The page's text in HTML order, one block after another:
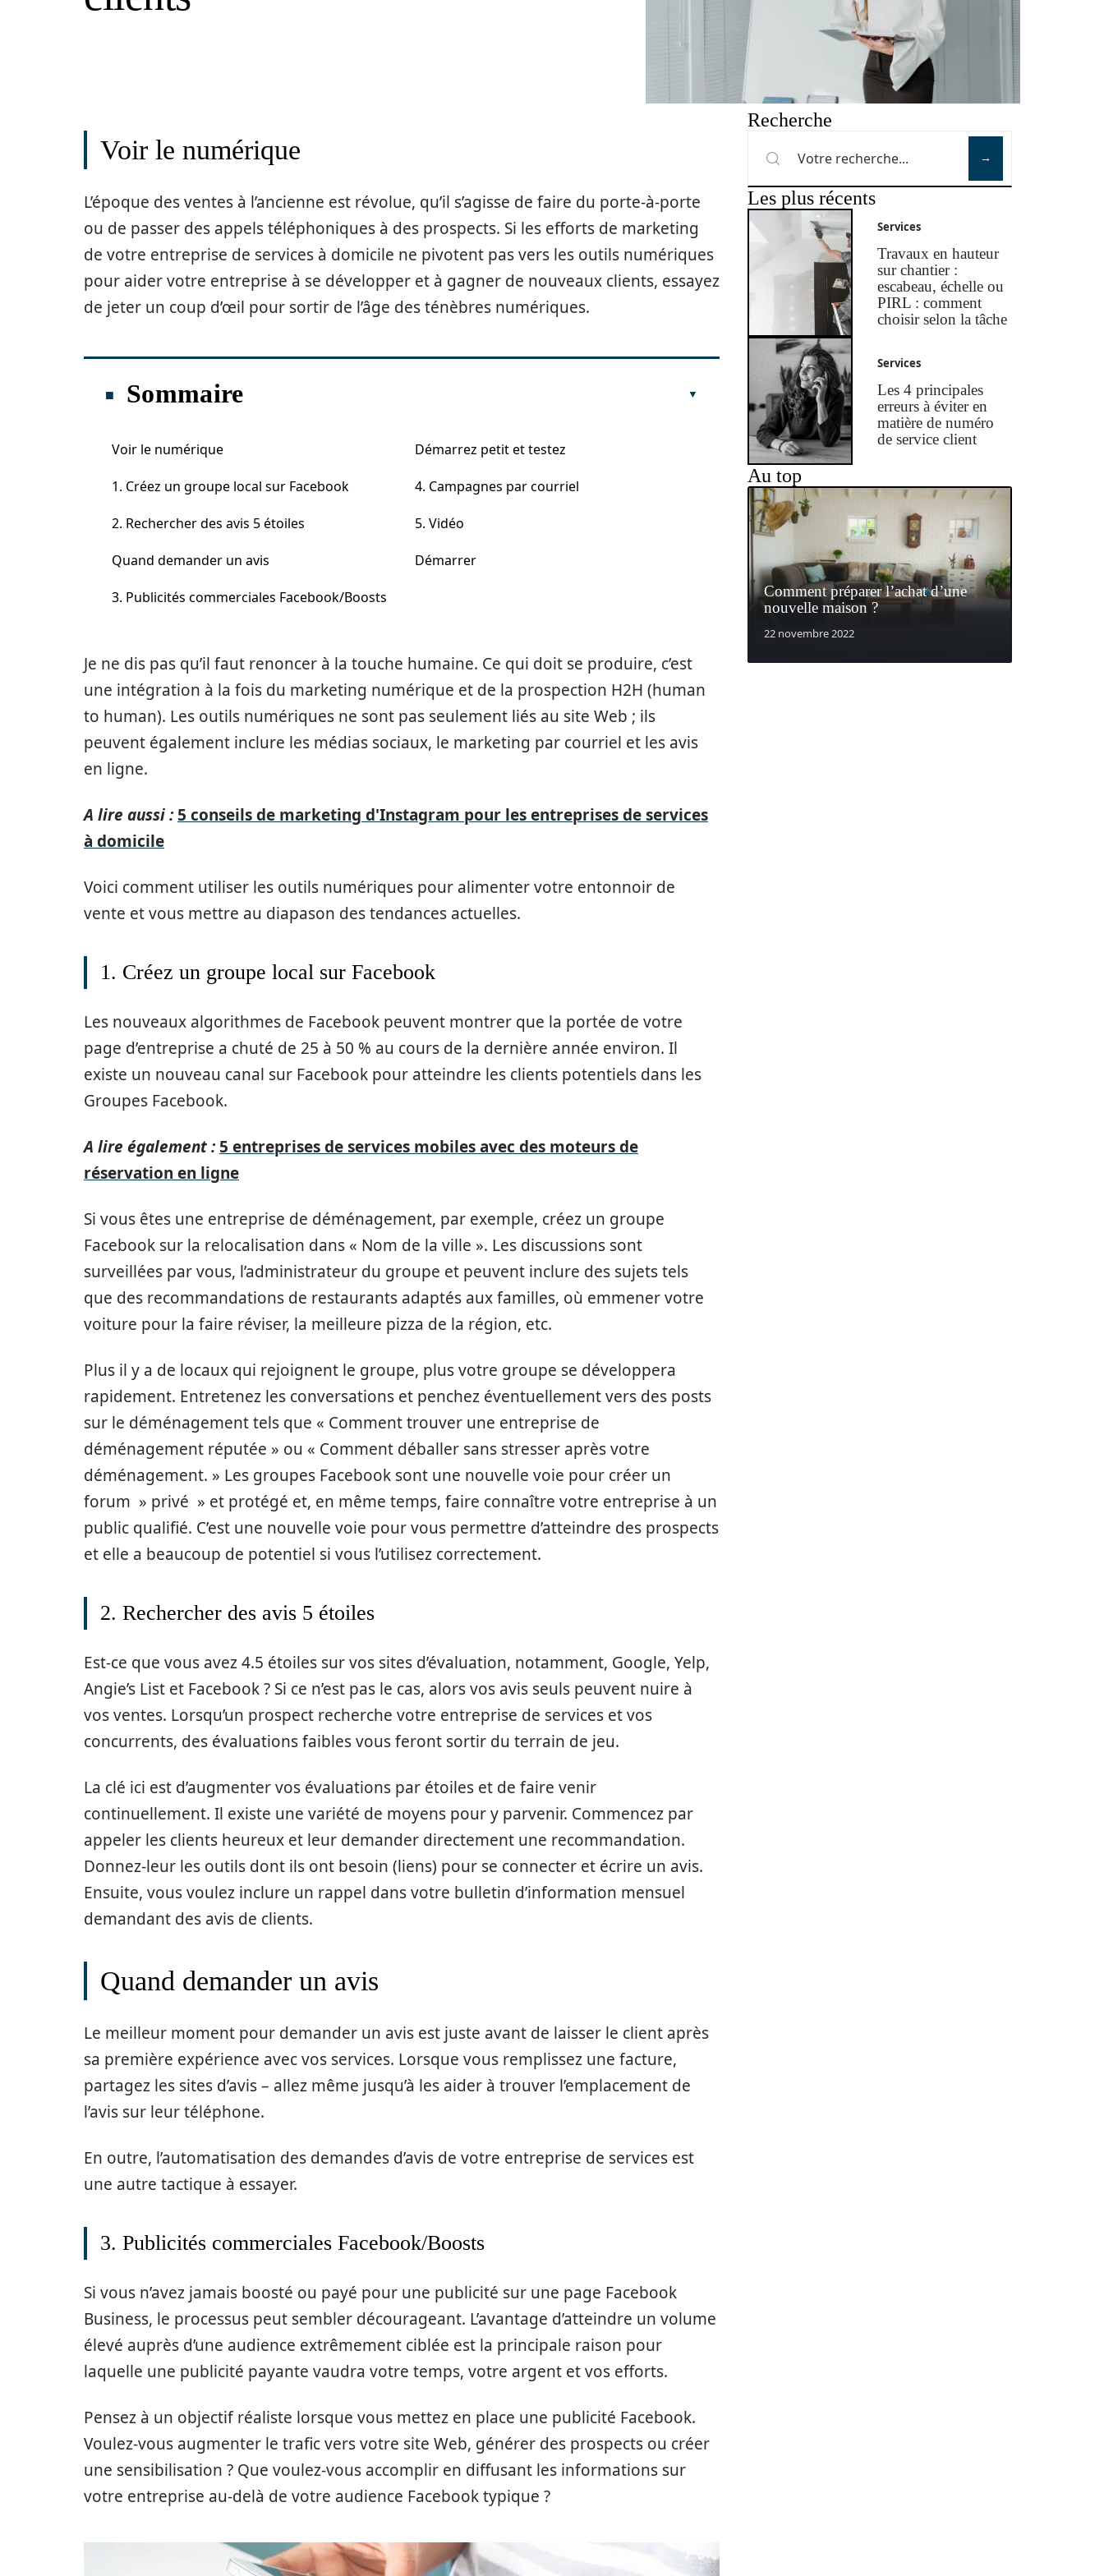
Voir le numérique
L’époque des ventes à l’ancienne est révolue, qu’il s’agisse de faire du porte-à-porte
ou de passer des appels téléphoniques à des prospects. Si les efforts de marketing
de votre entreprise de services à domicile ne pivotent pas vers les outils numériques
pour aider votre entreprise à se développer et à gagner de nouveaux clients, essayez
de jeter un coup d’œil pour sortir de l’âge des ténèbres numériques.
Sommaire
Voir le numérique
1. Créez un groupe local sur Facebook
2. Rechercher des avis 5 étoiles
Quand demander un avis
3. Publicités commerciales Facebook/Boosts
Démarrez petit et testez
4. Campagnes par courriel
5. Vidéo
Démarrer
Je ne dis pas qu’il faut renoncer à la touche humaine. Ce qui doit se produire, c’est
une intégration à la fois du marketing numérique et de la prospection H2H (human
to human). Les outils numériques ne sont pas seulement liés au site Web ; ils
peuvent également inclure les médias sociaux, le marketing par courriel et les avis
en ligne.
A lire aussi : 5 conseils de marketing d'Instagram pour les entreprises de services
à domicile
Voici comment utiliser les outils numériques pour alimenter votre entonnoir de
vente et vous mettre au diapason des tendances actuelles.
1. Créez un groupe local sur Facebook
Les nouveaux algorithmes de Facebook peuvent montrer que la portée de votre
page d’entreprise a chuté de 25 à 50 % au cours de la dernière année environ. Il
existe un nouveau canal sur Facebook pour atteindre les clients potentiels dans les
Groupes Facebook.
A lire également : 5 entreprises de services mobiles avec des moteurs de
réservation en ligne
Si vous êtes une entreprise de déménagement, par exemple, créez un groupe
Facebook sur la relocalisation dans « Nom de la ville ». Les discussions sont
surveillées par vous, l’administrateur du groupe et peuvent inclure des sujets tels
que des recommandations de restaurants adaptés aux familles, où emmener votre
voiture pour la faire réviser, la meilleure pizza de la région, etc.
Plus il y a de locaux qui rejoignent le groupe, plus votre groupe se développera
rapidement. Entretenez les conversations et penchez éventuellement vers des posts
sur le déménagement tels que « Comment trouver une entreprise de
déménagement réputée » ou « Comment déballer sans stresser après votre
déménagement. » Les groupes Facebook sont une nouvelle voie pour créer un
forum » privé » et protégé et, en même temps, faire connaître votre entreprise à un
public qualifié. C’est une nouvelle voie pour vous permettre d’atteindre des prospects
et elle a beaucoup de potentiel si vous l’utilisez correctement.
2. Rechercher des avis 5 étoiles
Est-ce que vous avez 4.5 étoiles sur vos sites d’évaluation, notamment, Google, Yelp,
Angie’s List et Facebook ? Si ce n’est pas le cas, alors vos avis seuls peuvent nuire à
vos ventes. Lorsqu’un prospect recherche votre entreprise de services et vos
concurrents, des évaluations faibles vous feront sortir du terrain de jeu.
La clé ici est d’augmenter vos évaluations par étoiles et de faire venir
continuellement. Il existe une variété de moyens pour y parvenir. Commencez par
appeler les clients heureux et leur demander directement une recommandation.
Donnez-leur les outils dont ils ont besoin (liens) pour se connecter et écrire un avis.
Ensuite, vous voulez inclure un rappel dans votre bulletin d’information mensuel
demandant des avis de clients.
Quand demander un avis
Le meilleur moment pour demander un avis est juste avant de laisser le client après
sa première expérience avec vos services. Lorsque vous remplissez une facture,
partagez les sites d’avis – allez même jusqu’à les aider à trouver l’emplacement de
l’avis sur leur téléphone.
En outre, l’automatisation des demandes d’avis de votre entreprise de services est
une autre tactique à essayer.
3. Publicités commerciales Facebook/Boosts
Si vous n’avez jamais boosté ou payé pour une publicité sur une page Facebook
Business, le processus peut sembler décourageant. L’avantage d’atteindre un volume
élevé auprès d’une audience extrêmement ciblée est la principale raison pour
laquelle une publicité payante vaudra votre temps, votre argent et vos efforts.
Pensez à un objectif réaliste lorsque vous mettez en place une publicité Facebook.
Voulez-vous augmenter le trafic vers votre site Web, générer des prospects ou créer
une sensibilisation ? Que voulez-vous accomplir en diffusant les informations sur
votre entreprise au-delà de votre audience Facebook typique ?
Recherche
Les plus récents
Services
Travaux en hauteur
sur chantier :
escabeau, échelle ou
PIRL : comment
choisir selon la tâche
Services
Les 4 principales
erreurs à éviter en
matière de numéro
de service client
Au top
Comment préparer l’achat d’une
nouvelle maison ?
22 novembre 2022